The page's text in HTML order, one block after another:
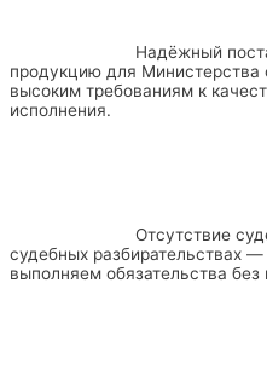
Надёжный
продукцию для
высоким требованиям к
исполнения.
Отсутствие
судебных разбирательствах
выполняем обязательства без